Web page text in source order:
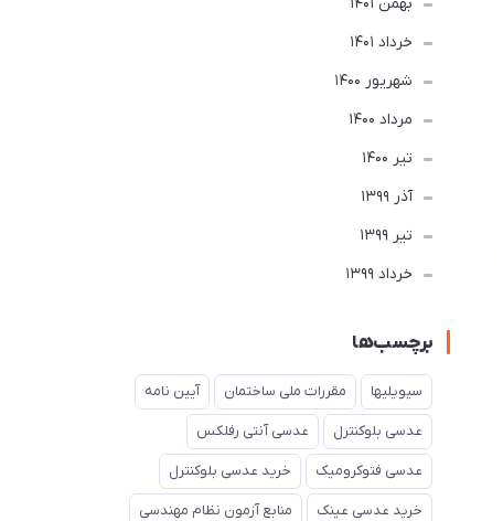
خرداد 1401
شهریور 1400
مرداد 1400
تير 1400
آذر 1399
تير 1399
خرداد 1399
برچسب‌ها
سیویلیها مقررات ملی ساختمان آیین نامه
عدسی بلوکنترل عدسی آنتی رفلکس
عدسی فتوکرومیک خرید عدسی بلوکنترل
خرید عدسی عینک منابع آزمون نظام مهندسی